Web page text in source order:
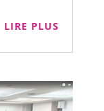
LIRE PLUS